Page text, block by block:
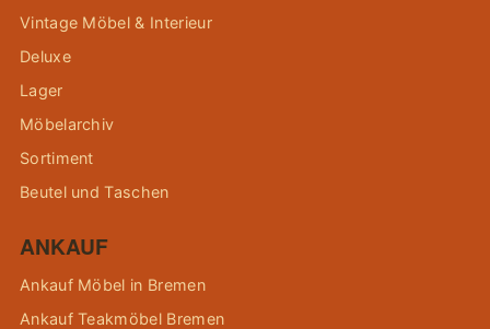
Vintage Möbel & Interieur
Deluxe
Lager
Möbelarchiv
Sortiment
Beutel und Taschen
ANKAUF
Ankauf Möbel in Bremen
Ankauf Teakmöbel Bremen